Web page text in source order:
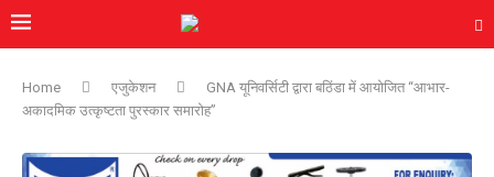
Home एजुकेशन
GNA यूनिवर्सिटी द्वारा बठिंडा में आयोजित “आभार-
अकादमिक उत्कृष्टता पुरस्कार समारोह”